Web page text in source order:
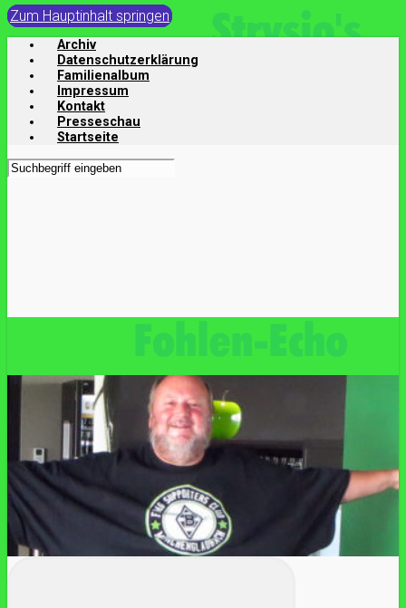
Zum Hauptinhalt springen
Archiv
Datenschutzerklärung
Familienalbum
Impressum
Kontakt
Presseschau
Startseite